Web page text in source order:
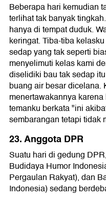
Beberapa hari kemudian
terlihat tak banyak
hanya di tempat duduk.
keringat. Tiba-tiba
sedap yang tak seperti
menyelimuti kelas kami
diselidiki bau tak sedap
buang air besar dicelana.
menertawakannya
temanku berkata "ini
sembarangan tetapi tidak
23. Anggota DPR
Suatu hari di gedung
Budidaya Humor
Pergaulan Rakyat), dan
Indonesia) sedang